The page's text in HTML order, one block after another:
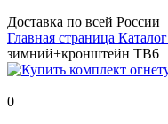
Доставка по всей России
Главная страница Каталог
зимний+кронштейн ТВ6
0